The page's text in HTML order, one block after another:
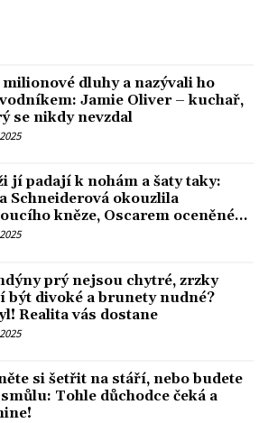
dluhy a nazývali ho
Jamie Oliver – kuchař,
se nikdy nevzdal
jí padají k nohám a šaty taky:
Schneiderová okouzlila
kněze, Oscarem oceněného
i muže z velkého světa
prý nejsou chytré, zrzky
být divoké a brunety nudné?
Realita vás dostane
si šetřit na stáří, nebo budete
Tohle důchodce čeká a